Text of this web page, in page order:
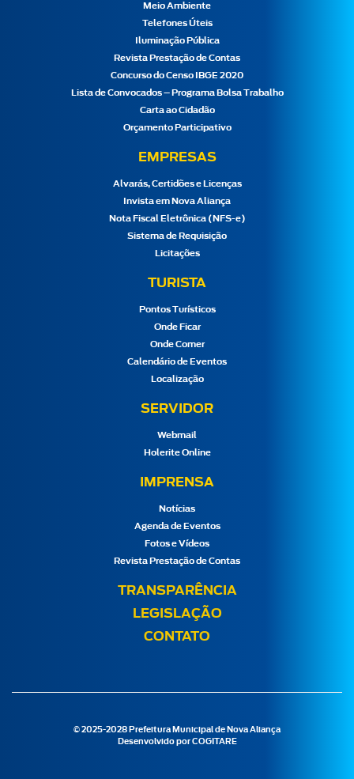
Meio Ambiente
Telefones Úteis
Iluminação Pública
Revista Prestação de Contas
Concurso do Censo IBGE 2020
Lista de Convocados – Programa Bolsa Trabalho
Carta ao Cidadão
Orçamento Participativo
EMPRESAS
Alvarás, Certidões e Licenças
Invista em Nova Aliança
Nota Fiscal Eletrônica (NFS-e)
Sistema de Requisição
Licitações
TURISTA
Pontos Turísticos
Onde Ficar
Onde Comer
Calendário de Eventos
Localização
SERVIDOR
Webmail
Holerite Online
IMPRENSA
Notícias
Agenda de Eventos
Fotos e Vídeos
Revista Prestação de Contas
TRANSPARÊNCIA
LEGISLAÇÃO
CONTATO
© 2025-2028 Prefeitura Municipal de Nova Aliança
Desenvolvido por COGITARE